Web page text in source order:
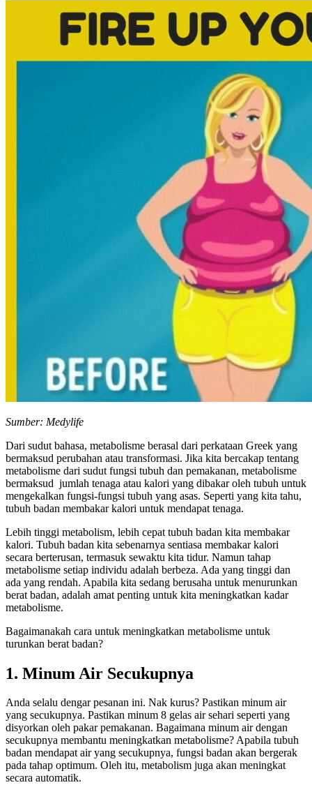
Sumber: Medylife
Dari sudut bahasa, metabolisme berasal dari perkataan Greek yang
bermaksud perubahan atau transformasi. Jika kita bercakap tentang
metabolisme dari sudut fungsi tubuh dan pemakanan, metabolisme
bermaksud jumlah tenaga atau kalori yang dibakar oleh tubuh untuk
mengekalkan fungsi-fungsi tubuh yang asas. Seperti yang kita tahu,
tubuh badan membakar kalori untuk mendapat tenaga.
Lebih tinggi metabolism, lebih cepat tubuh badan kita membakar
kalori. Tubuh badan kita sebenarnya sentiasa membakar kalori
secara berterusan, termasuk sewaktu kita tidur. Namun tahap
metabolisme setiap individu adalah berbeza. Ada yang tinggi dan
ada yang rendah. Apabila kita sedang berusaha untuk menurunkan
berat badan, adalah amat penting untuk kita meningkatkan kadar
metabolisme.
Bagaimanakah cara untuk meningkatkan metabolisme untuk
turunkan berat badan?
1. Minum Air Secukupnya
Anda selalu dengar pesanan ini. Nak kurus? Pastikan minum air
yang secukupnya. Pastikan minum 8 gelas air sehari seperti yang
disyorkan oleh pakar pemakanan. Bagaimana minum air dengan
secukupnya membantu meningkatkan metabolisme? Apabila tubuh
badan mendapat air yang secukupnya, fungsi badan akan bergerak
pada tahap optimum. Oleh itu, metabolism juga akan meningkat
secara automatik.